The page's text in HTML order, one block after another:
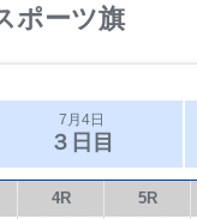
ポーツ旗
7月4日
３日目
4R 5R